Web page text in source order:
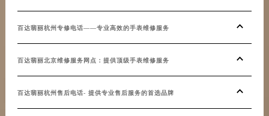
百达翡丽杭州专修电话——专业高效的手表维修服务
百达翡丽北京维修服务网点：提供顶级手表维修服务
百达翡丽杭州售后电话- 提供专业售后服务的首选品牌